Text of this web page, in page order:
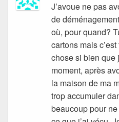
J’avoue ne pas
de
où, pour quand?
cartons mais
chose si bien que
moment, après
la maison de ma
trop accumuler
beaucoup pour